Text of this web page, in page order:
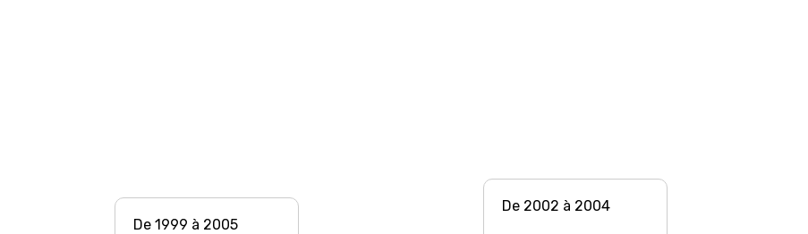
De 1999 à 2005
De 2002 à 2004